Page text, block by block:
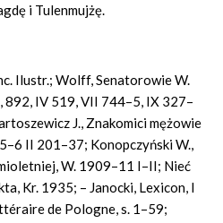
i Tulenmujżę.
Ilustr.; Wolff, Senatorowie W.
892, IV 519, VII 744–5, IX 327–
J., Znakomici mężowie
II 201–37; Konopczyński W.,
W. 1909–11 I–II; Nieć
Kr. 1935; – Janocki, Lexicon, I
de Pologne, s. 1–59;